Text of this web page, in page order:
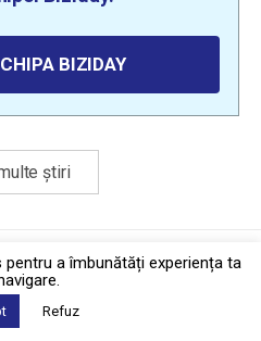
BIZIDAY
știri
·Contact
© Biziday
a îmbunătăți experiența ta
Refuz